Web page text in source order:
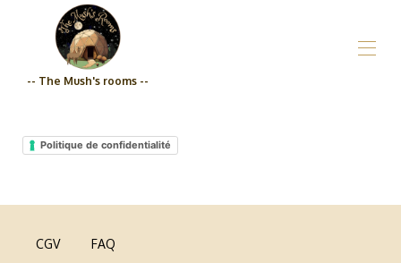
-- The Mush's rooms --
Présentation
Tarifs
Politique de confidentialité
CGV FAQ